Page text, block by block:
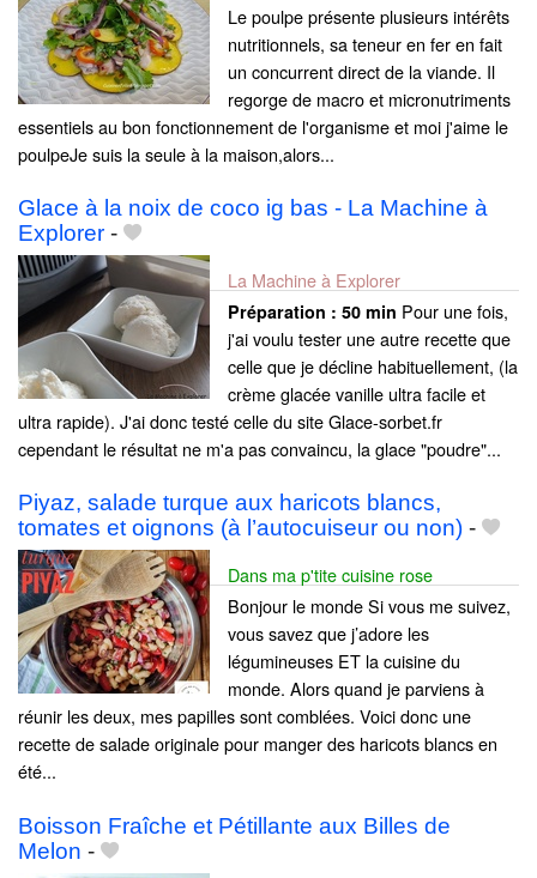
Le poulpe présente plusieurs intérêts
nutritionnels, sa teneur en fer en fait
un concurrent direct de la viande. Il
regorge de macro et micronutriments
essentiels au bon fonctionnement de l'organisme et moi j'aime le
poulpeJe suis la seule à la maison,alors...
Glace à la noix de coco ig bas - La Machine à
Explorer -
La Machine à Explorer
Préparation : 50 min Pour une fois,
j'ai voulu tester une autre recette que
celle que je décline habituellement, (la
crème glacée vanille ultra facile et
ultra rapide). J'ai donc testé celle du site Glace-sorbet.fr
cependant le résultat ne m'a pas convaincu, la glace "poudre"...
Piyaz, salade turque aux haricots blancs,
tomates et oignons (à l’autocuiseur ou non) -
Dans ma p'tite cuisine rose
Bonjour le monde Si vous me suivez,
vous savez que j’adore les
légumineuses ET la cuisine du
monde. Alors quand je parviens à
réunir les deux, mes papilles sont comblées. Voici donc une
recette de salade originale pour manger des haricots blancs en
été...
Boisson Fraîche et Pétillante aux Billes de
Melon -